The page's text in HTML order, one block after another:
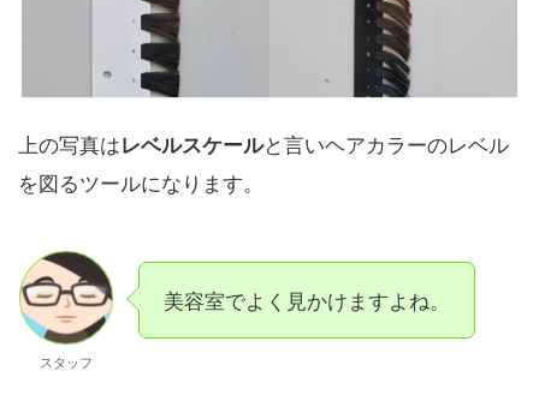
上の写真はレベルスケールと言いヘアカラーのレベル
を図るツールになります。
スタッフ
美容室でよく見かけますよね。